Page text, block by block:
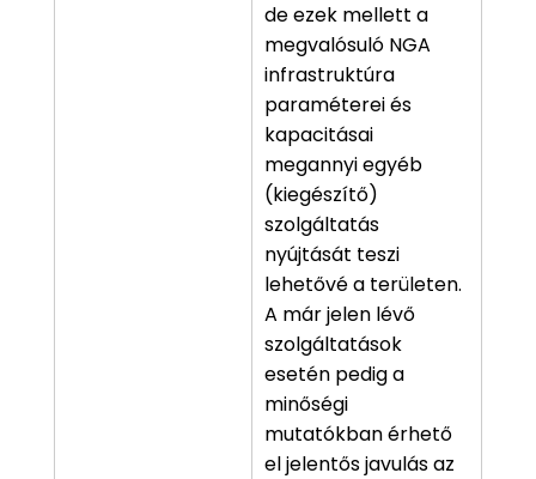
de ezek mellett a
megvalósuló NGA
infrastruktúra
paraméterei és
kapacitásai
megannyi egyéb
(kiegészítő)
szolgáltatás
nyújtását teszi
lehetővé a területen.
A már jelen lévő
szolgáltatások
esetén pedig a
minőségi
mutatókban érhető
el jelentős javulás az